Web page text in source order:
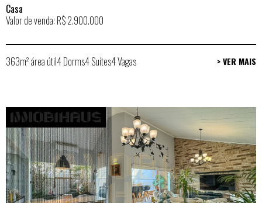
Casa
Valor de venda: R$ 2.900.000
363m² área útil4 Dorms4 Suítes4 Vagas > VER MAIS